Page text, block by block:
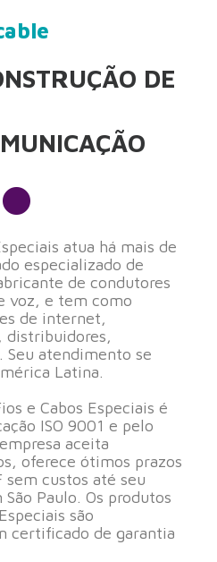
DE
atua há mais de
especializado de
de condutores
voz, e tem como
de internet,
distribuidores,
atendimento se
Latina.
e Cabos Especiais é
ISO 9001 e pelo
aceita
oferece ótimos prazos
custos até seu
Paulo. Os produtos
são
certificado de garantia